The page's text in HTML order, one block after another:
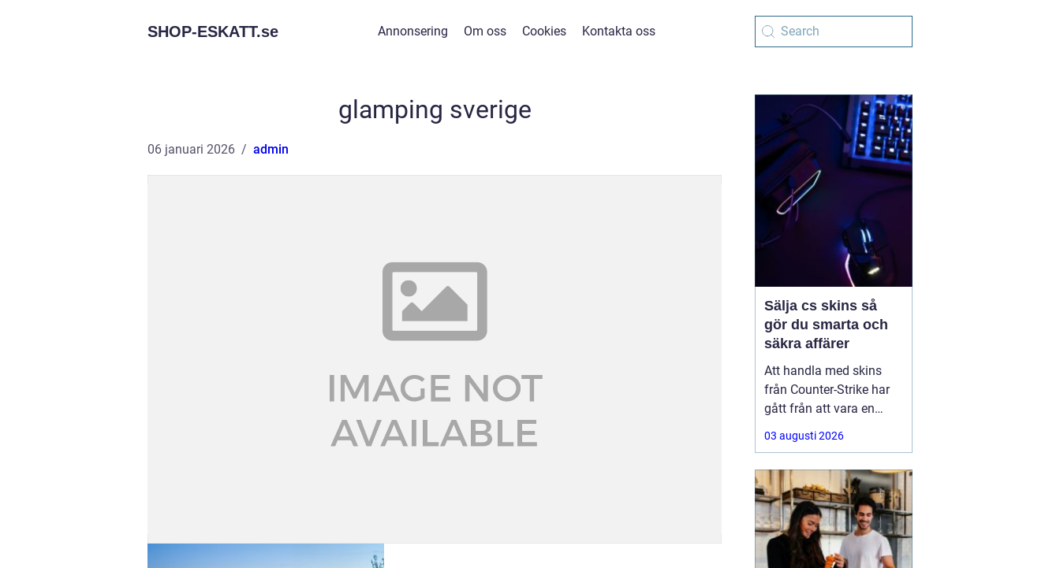
SHOP-ESKATT.se Annonsering Om oss Cookies Kontakta oss
glamping sverige
06 januari 2026 admin
Sälja cs skins så
gör du smarta och
säkra affärer
Att handla med skins
från Counter-Strike har
gått från att vara en
hobby till att bli en riktig
andrahandsmarknad.
sällsynta vapen-skins
kan vara värda tusentals
kronor, men många är
osäkra på hur de ska gå
till väga när de
03 augusti 2026